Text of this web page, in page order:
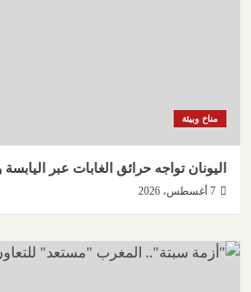
مناخ وبيئة
اليونان تواجه حرائق الغابات عبر اليابسة
7 أغسطس، 2026